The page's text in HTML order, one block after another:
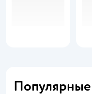
Популярные